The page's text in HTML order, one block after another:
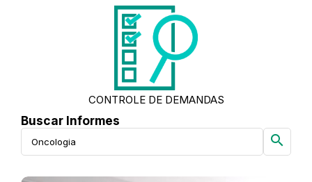
CONTROLE DE DEMANDAS
Buscar Informes
search